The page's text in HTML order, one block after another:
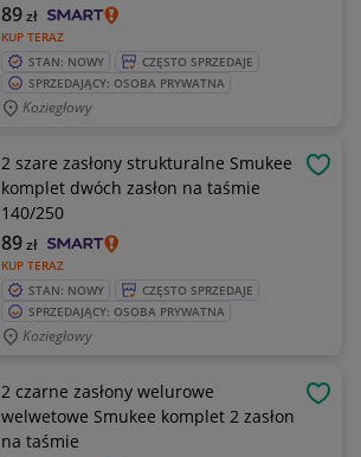
KUP TERAZ
89zł
STAN: NOWY
CZĘSTO SPRZEDAJE
SPRZEDAJĄCY: OSOBA PRYWATNA
Koziegłowy
2 szare zasłony strukturalne Smukee
komplet dwóch zasłon na taśmie
140/250
KUP TERAZ
89zł
STAN: NOWY
CZĘSTO SPRZEDAJE
SPRZEDAJĄCY: OSOBA PRYWATNA
Koziegłowy
2 czarne zasłony welurowe
welwetowe Smukee komplet 2 zasłon
na taśmie